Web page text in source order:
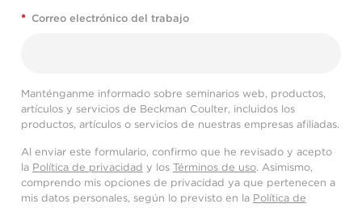
* Correo electrónico del trabajo
Manténganme informado sobre seminarios web, productos,
artículos y servicios de Beckman Coulter, incluidos los
productos, artículos o servicios de nuestras empresas afiliadas.
Al enviar este formulario, confirmo que he revisado y acepto
la Política de privacidad y los Términos de uso. Asimismo,
comprendo mis opciones de privacidad ya que pertenecen a
mis datos personales, según lo previsto en la Política de